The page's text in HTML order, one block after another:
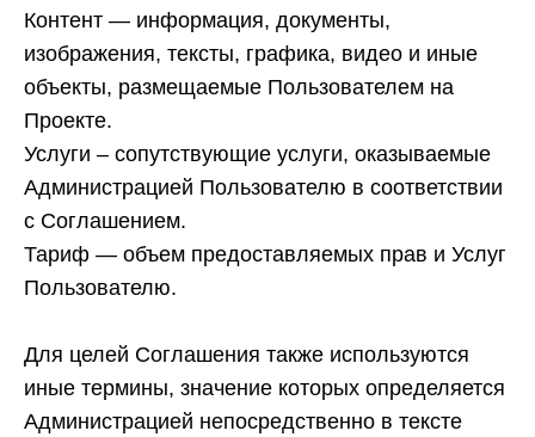
Контент — информация, документы,
изображения, тексты, графика, видео и иные
объекты, размещаемые Пользователем на
Проекте.
Услуги – сопутствующие услуги, оказываемые
Администрацией Пользователю в соответствии
с Соглашением.
Тариф — объем предоставляемых прав и Услуг
Пользователю.
Для целей Соглашения также используются
иные термины, значение которых определяется
Администрацией непосредственно в тексте